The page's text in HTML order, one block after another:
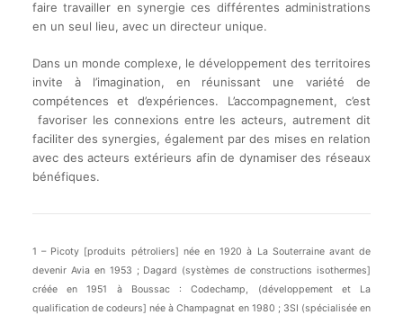
faire travailler en synergie ces différentes administrations
en un seul lieu, avec un directeur unique.
Dans un monde complexe, le développement des territoires
invite à l’imagination, en réunissant une variété de
compétences et d’expériences. L’accompagnement, c’est
favoriser les connexions entre les acteurs, autrement dit
faciliter des synergies, également par des mises en relation
avec des acteurs extérieurs afin de dynamiser des réseaux
bénéfiques.
1 – Picoty [produits pétroliers] née en 1920 à La Souterraine avant de
devenir Avia en 1953 ; Dagard (systèmes de constructions isothermes]
créée en 1951 à Boussac : Codechamp, (développement et La
qualification de codeurs] née à Champagnat en 1980 ; 3SI (spécialisée en